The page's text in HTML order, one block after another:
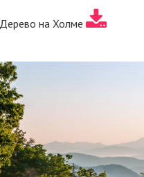
Дерево на Холме